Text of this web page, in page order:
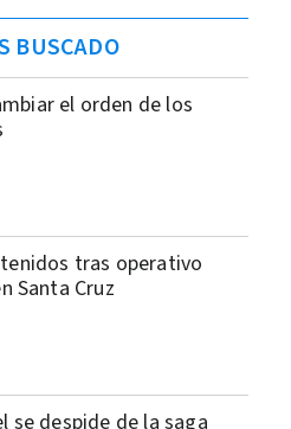
BUSCADO
el orden de los
tras operativo
Santa Cruz
se despide de la saga